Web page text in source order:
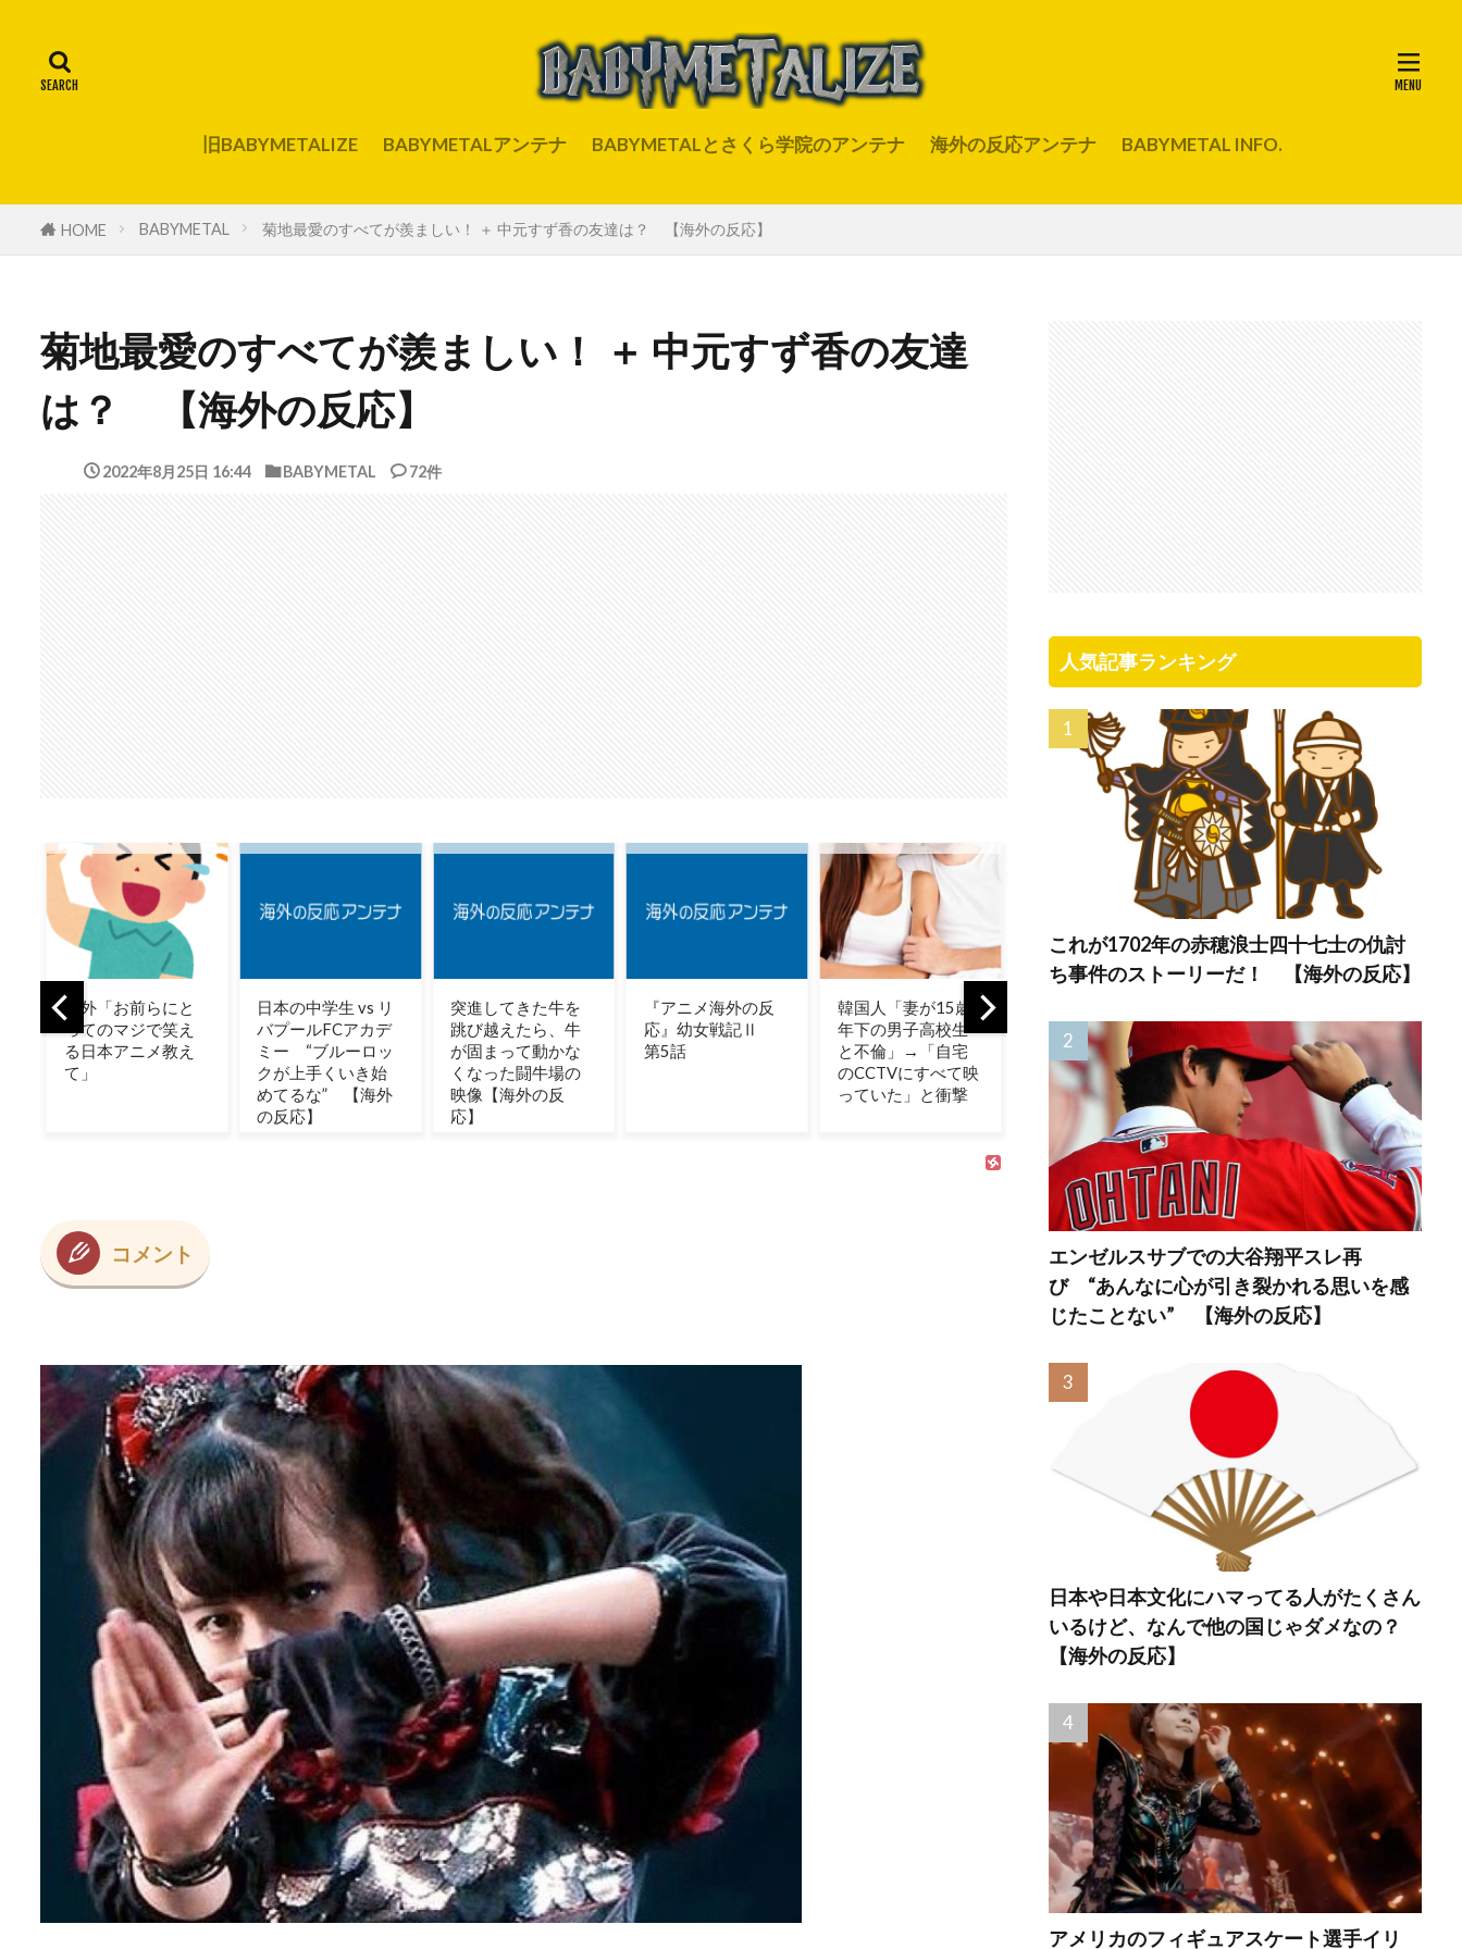
旧BABYMETALIZE BABYMETALアンテナ BABYMETALとさくら学院のアンテナ 海外の反応アンテナ BABYMETAL INFO.
HOME BABYMETAL 菊地最愛のすべてが羨ましい！ ＋ 中元すず香の友達は？ 【海外の反応】
菊地最愛のすべてが羨ましい！ ＋ 中元すず香の友達
は？ 【海外の反応】
2022年8月25日 16:44 BABYMETAL 72件
日本の中学生 vs リ
バプールFCアカデ
ミー “ブルーロッ
クが上手くいき始
突進してきた牛を
跳び越えたら、牛
が固まって動かな
くなった闘牛場の
映像【海外の反
応】
『アニメ海外の反
応』幼女戦記Ⅱ
第5話
韓国人「妻が15歳
年下の男子高校生
と不倫」→「自宅
【海外の反応】ジ
ョン・オルルード
って「劣化版・元
祖大谷翔平」にな
れるくらいピッチ
本と韓国の立場が
完全に逆転してし
まった模様…」
→「日本を笑って
見てたのに…（ﾌﾞﾙ
ﾌﾞﾙ」＝韓国の反応
メは世界観や設定
の作り込みが半端
じゃない…！」外国
人を夢中ににする
世界観の作品と
は・・・？ 海外
の反応
れる
コメント
人気記事ランキング
これが1702年の赤穂浪士四十七士の仇討
ち事件のストーリーだ！ 【海外の反応】
エンゼルスサブでの大谷翔平スレ再
び “あんなに心が引き裂かれる思いを感
じたことない” 【海外の反応】
日本や日本文化にハマってる人がたくさん
いるけど、なんで他の国じゃダメなの？
【海外の反応】
アメリカのフィギュアスケート選手イリ